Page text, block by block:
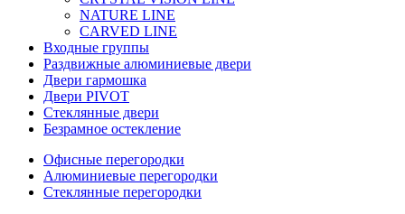
NATURE LINE
CARVED LINE
Входные группы
Раздвижные алюминиевые двери
Двери гармошка
Двери PIVOT
Стеклянные двери
Безрамное остекление
Офисные перегородки
Алюминиевые перегородки
Стеклянные перегородки